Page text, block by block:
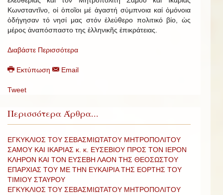
Κωνσταντῖνο, οἱ ὁποῖοι μέ ἀγαστή σύμπνοια καί ὁμόνοια
ὁδήγησαν τό νησί μας στόν ἐλεύθερο πολιτικό βίο, ὡς
μέρος ἀναπόσπαστο της ἑλληνικῆς ἐπικράτειας.
Διαβάστε Περισσότερα
Εκτύπωση Email
Tweet
Περισσότερα Άρθρα...
ΕΓΚΥΚΛΙΟΣ ΤΟΥ ΣΕΒΑΣΜΙΩΤΑΤΟΥ ΜΗΤΡΟΠΟΛΙΤΟΥ
ΣΑΜΟΥ ΚΑΙ ΙΚΑΡΙΑΣ κ. κ. ΕΥΣΕΒΙΟΥ ΠΡΟΣ ΤΟΝ ΙΕΡΟΝ
ΚΛΗΡΟΝ ΚΑΙ ΤΟΝ ΕΥΣΕΒΗ ΛΑΟΝ ΤΗΣ ΘΕΟΣΩΣΤΟΥ
ΕΠΑΡΧΙΑΣ ΤΟΥ ΜΕ ΤΗΝ ΕΥΚΑΙΡΙΑ ΤΗΣ ΕΟΡΤΗΣ ΤΟΥ
ΤΙΜΙΟΥ ΣΤΑΥΡΟΥ
ΕΓΚΥΚΛΙΟΣ ΤΟΥ ΣΕΒΑΣΜΙΩΤΑΤΟΥ ΜΗΤΡΟΠΟΛΙΤΟΥ